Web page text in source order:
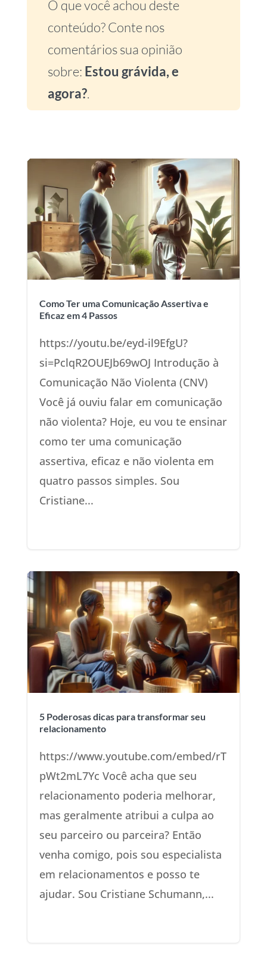
O que você achou deste
conteúdo? Conte nos
comentários sua opinião
sobre: Estou grávida, e
agora?.
Como Ter uma Comunicação Assertiva e
Eficaz em 4 Passos
https://youtu.be/eyd-il9EfgU?
si=PclqR2OUEJb69wOJ Introdução à
Comunicação Não Violenta (CNV)
Você já ouviu falar em comunicação
não violenta? Hoje, eu vou te ensinar
como ter uma comunicação
assertiva, eficaz e não violenta em
quatro passos simples. Sou
Cristiane...
5 Poderosas dicas para transformar seu
relacionamento
https://www.youtube.com/embed/rT
pWt2mL7Yc Você acha que seu
relacionamento poderia melhorar,
mas geralmente atribui a culpa ao
seu parceiro ou parceira? Então
venha comigo, pois sou especialista
em relacionamentos e posso te
ajudar. Sou Cristiane Schumann,...